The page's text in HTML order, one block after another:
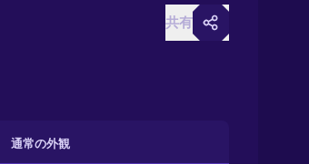
共有
通常の外観